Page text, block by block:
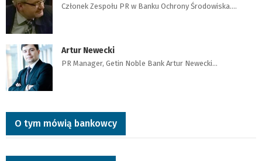
Członek Zespołu PR w Banku Ochrony Środowiska.…
Artur Newecki
PR Manager, Getin Noble Bank Artur Newecki…
O tym mówią bankowcy